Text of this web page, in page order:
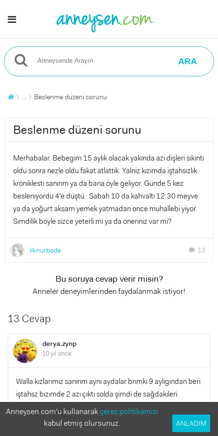
ARA
... Beslenme düzeni sorunu
Beslenme düzeni sorunu
Merhabalar. Bebegim 15 aylık olacak yakında azı dişleri sıkıntı
oldu sonra nezle oldu fakat atlattik. Yalniz kizimda iştahsızlık
kroniklesti sanırım ya da bana öyle geliyor. Günde 5 kez
besleniyordu 4'e düştü. Sabah 10 da kahvaltı 12.30 meyve
ya da yoğurt aksam yemek yatmadan once muhallebi yiyor.
Sımdilik böyle sizce yeterli mi ya da oneriniz var mi?
ilknurbade chat 13
Bu soruya cevap verir misin?
Anneler deneyimlerinden faydalanmak istiyor!
13 Cevap
derya.zynp
10 yıl önce
Walla kızlarımız sanırım aynı aydalar bnmkı 9 aylıgından beri
iştahsz bızımde 2 azı çıktı solda şimdi de sağdakıleri
patlatıo köpek dişler fln gene ii yıyo bnce bn kahvaltı yı zor
yedryrm yopurt ıkı kasık zor corba yarım kase akşam yulaf
unu yapıorum ama bunlara uymuo her zaman çunku meyve
Anneysen.com'u kullanarakçerez politikamızı
kabul etmiş olursunuz.
ANLADIM